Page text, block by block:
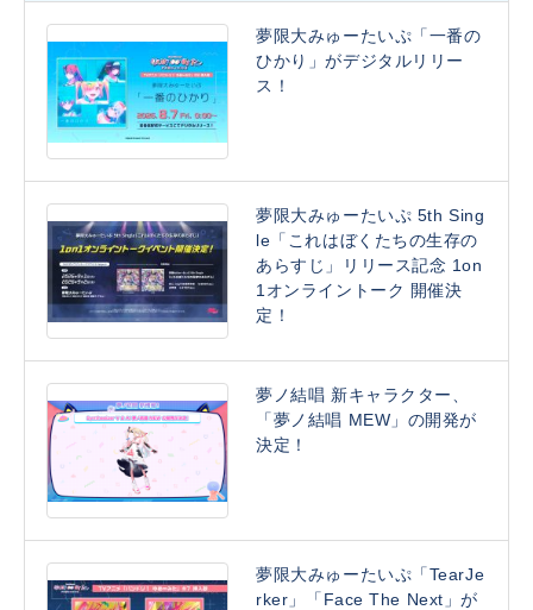
夢限大みゅーたいぷ「一番の
ひかり」がデジタルリリー
ス！
夢限大みゅーたいぷ 5th Sing
le「これはぼくたちの生存の
あらすじ」リリース記念 1on
1オンライントーク 開催決
定！
夢ノ結唱 新キャラクター、
「夢ノ結唱 MEW」の開発が
決定！
夢限大みゅーたいぷ「TearJe
rker」「Face The Next」が